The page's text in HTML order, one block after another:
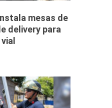
mesas de
delivery para